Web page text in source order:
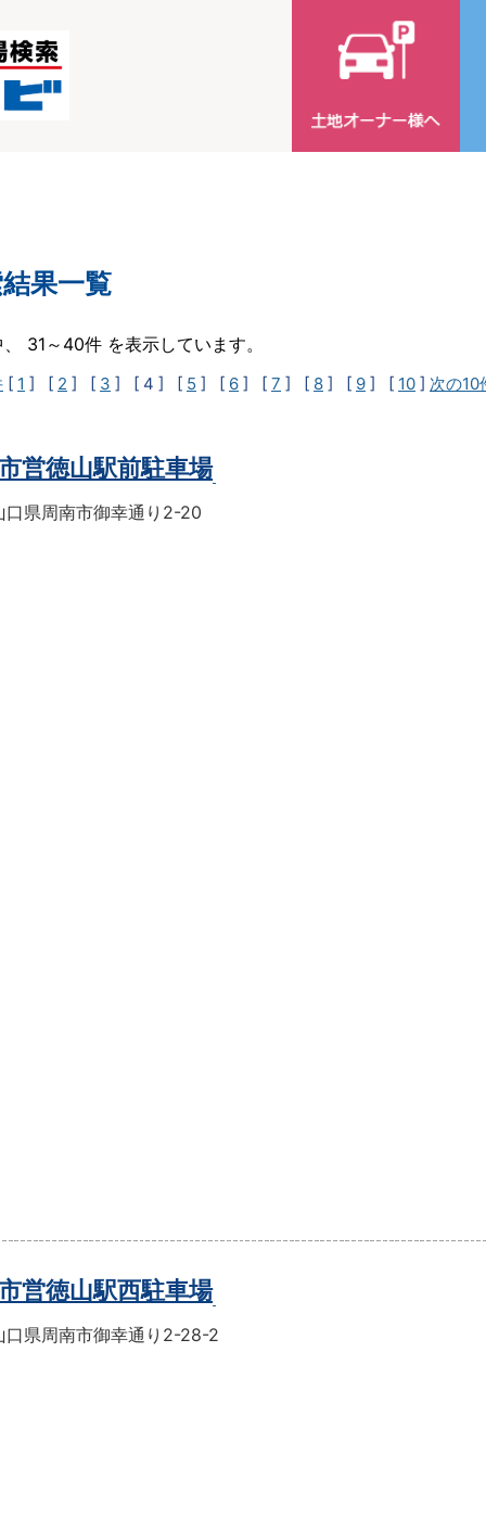
果一覧
31～40件 を表示しています。
[ 1 ] [ 2 ] [ 3 ] [ 4 ] [ 5 ] [ 6 ] [ 7 ] [ 8 ] [ 9 ] [ 10 ] 次の10
営徳山駅前駐車場
口県周南市御幸通り2-20
営徳山駅西駐車場
口県周南市御幸通り2-28-2